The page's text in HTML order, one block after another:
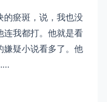
的瘀斑，说，我也没
连我都打。他就是看
嫌疑小说看多了。他